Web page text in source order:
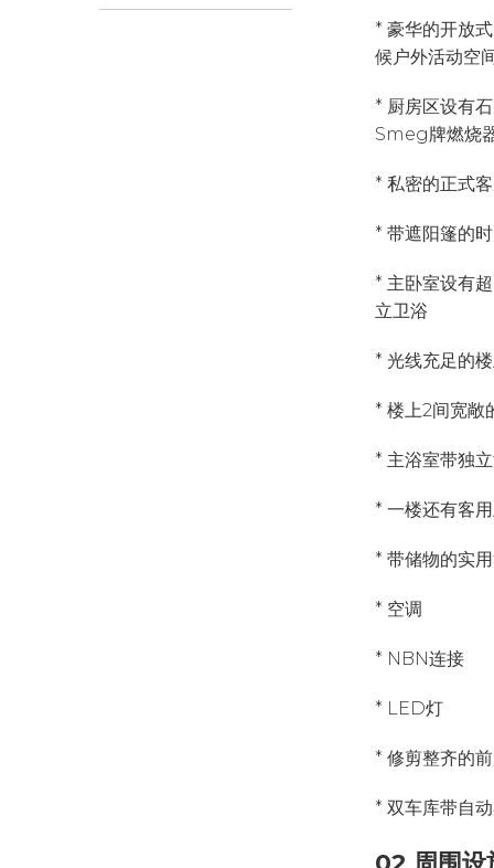
* 豪华的开放
候户外活动空
* 厨房区设有
Smeg牌燃烧
* 私密的正式
* 带遮阳篷的
* 主卧室设有
立卫浴
* 光线充足的
* 楼上2间宽敞
* 主浴室带独
* 一楼还有客
* 带储物的实
* 空调
* NBN连接
* LED灯
* 修剪整齐的
* 双车库带自